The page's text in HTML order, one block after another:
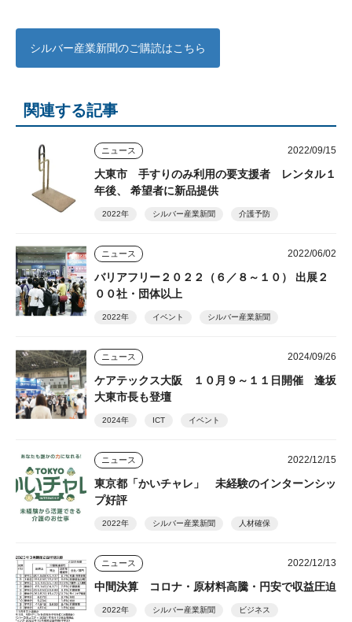
シルバー産業新聞のご購読はこちら
関連する記事
ニュース 2022/09/15
大東市 手すりのみ利用の要支援者 レンタル１
年後、 希望者に新品提供
2022年 シルバー産業新聞 介護予防
ニュース 2022/06/02
バリアフリー２０２２（６／８～１０） 出展２
００社・団体以上
2022年 イベント シルバー産業新聞
ニュース 2024/09/26
ケアテックス大阪 １０月９～１１日開催 逢坂
大東市長も登壇
2024年 ICT イベント
ニュース 2022/12/15
東京都「かいチャレ」 未経験のインターンシッ
プ好評
2022年 シルバー産業新聞 人材確保
ニュース 2022/12/13
中間決算 コロナ・原材料高騰・円安で収益圧迫
2022年 シルバー産業新聞 ビジネス